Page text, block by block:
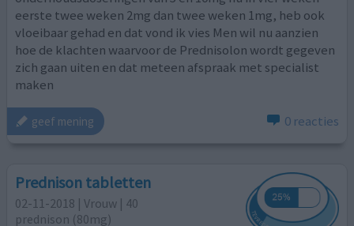
eerste twee weken 2mg dan twee weken 1mg, heb ook
vloeibaar gehad en dat vond ik vies Men wil nu aanzien
hoe de klachten waarvoor de Prednisolon wordt gegeven
zich gaan uiten en dat meteen afspraak met specialist
maken
geef mening 0 reacties
Prednison tabletten
02-11-2018 | Vrouw | 40
prednison (80mg)